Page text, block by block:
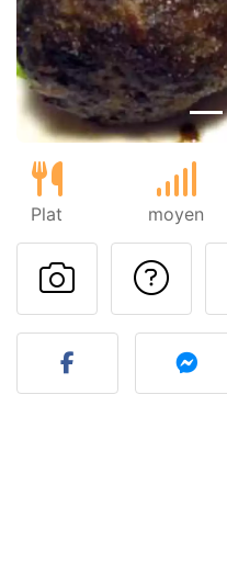
Plat moyen
Publier